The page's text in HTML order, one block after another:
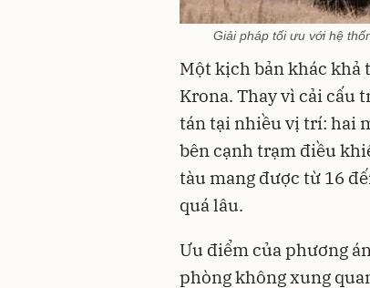
Giải pháp tối ưu với hệ
Một kịch bản khác khả
Krona. Thay vì cải cấu
tán tại nhiều vị trí: hai
bên cạnh trạm điều
tàu mang được từ 16
quá lâu.
Ưu điểm của phương
phòng không xung